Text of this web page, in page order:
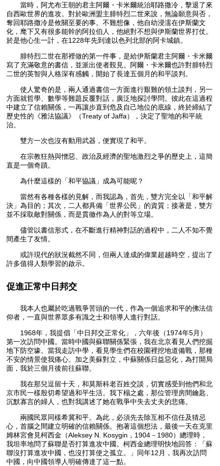
當時，阿尤布王朝的君主阿爾・卡米爾統治耶路撒冷，擊退了來
自西歐世界的進攻。對於歐洲盟主腓特烈二世來說，無論願意與否，
奪回耶路撒冷是攸關至要的事。不難想像，他自幼浸濡在伊斯蘭文
化，麾下又有很多能幹的阿拉伯人，他絕對不想與伊斯蘭世界打仗。
於是他心生一計，在1228年先到達以色列北部的阿卡城鎮。
腓特烈二世在那裡做的第一件事，是給伊斯蘭君主阿爾・卡米爾
寫了充滿敬意的書信，並派出使者覲見。阿爾・卡米爾也許對腓特烈
二世的英智與人格深有感觸，開始了長達五個月的和平談判。
使人驚奇的是，兩人通過書信一方面進行艱難的領土談判，另一
方面就哲學、數學等難題反覆對話，廣泛地探討學問。彼此在這過程
中建立了信賴關係，一再讓步直到危及自己地位的底線，終於締結了
歷史性的《雅法協議》（Treaty of Jaffa），決定了聖地的和平統
治。
雙方一次也沒有動用武器，便實現了和平。
在宗教狂熱與憎惡、政治及經濟的聖地激烈之爭的歷史上，這簡
直是一個奇蹟。
為什麼這樣的「和平協議」成為可能呢？
當然有各種各樣的見解，而我認為，首先，雙方完全以「和平解
決」為目的；其次，二人都具備「世界公民」的資質；接著是，雙方
並不採取敵對關係，而是貫徹作為人的對等立場。
儘管以書信形式，在不斷進行精神對話的過程中，二人不知不覺
間產生了友情。
或許現代的狀況截然不同，但兩人達成的偉業超越時空，提出了
許多值得人類學習的啟示。
促進正常中日邦交
我本人也屬於吃過戰爭苦頭的一代，作為一個追求和平的佛法信
仰者，一直與世界眾多有識之士和領導人進行對話。
1968年，我提倡「中日邦交正常化」，六年後（1974年5月）
第一次訪問中國。當時中國與蘇聯關係緊張，我在北京看見人們挖掘
地下防空壕。當我走訪中學，看見學生們在校園裡挖地道備戰，那種
不安的情景使我痛心。加之美蘇對立，中蘇關係日益惡化，為打開局
面，我於三個月後前往蘇聯。
我在那兒逗留十天，和莫斯科老百姓交談，切實感受到他們和北
京市民一樣殷切希望過和平生活。我下榻之處，那位管理房間鑰匙、
沉默寡言的婦人，也對我講述了她在戰爭中失去丈夫的悲痛。
兩國民眾同樣希冀和平。為此，必須先去除互相不信任及猜忌
心，首腦之間建立明確的信賴關係。抱著這個想法，最後一天在克里
姆林宮會見柯西金（Aleksey N. Kosygin，1904－1980）總理時，
我坦率地問了蘇聯是否打算進攻中國。柯西金總理明快地回答：「蘇
聯沒打算進攻中國，也沒打算使之孤立。」同年12月，我再次訪問
中國，向中國領導人明確傳達了這一點。